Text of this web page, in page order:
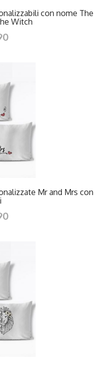
con nome The
Witch
Mr and Mrs con